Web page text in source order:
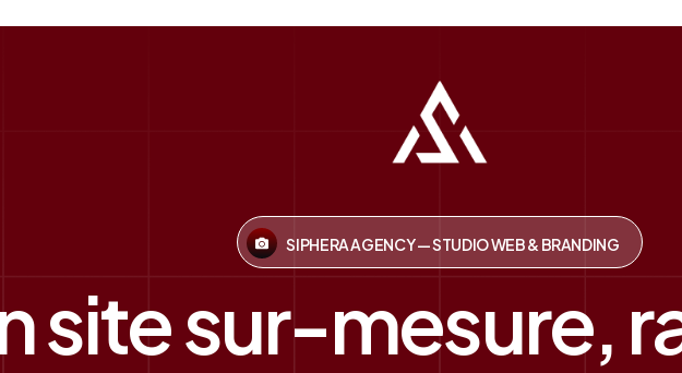
SIPHERA AGENCY — STUDIO WEB & BRANDING
site sur-mesure,